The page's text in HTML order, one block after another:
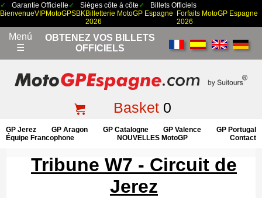
Garantie Officielle Sièges côte à côte
Billets Officiels
BienvenueVIPMotoGPSBKBilletterie MotoGP Espagne
2026
Forfaits MotoGP Espagne
2026
Menú
☰
OBTENEZ VOS BILLETS
OFFICIELS
Basket0
GP Jerez GP Aragon GP Catalogne GP Valence
GP Portugal
Équipe Francophone
NOUVELLES MotoGP Contact
Tribune W7 - Circuit de
Jerez